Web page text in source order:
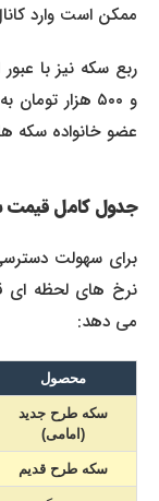
ممکن است وارد کانال ۹۰ میلیون شود.
و ۵۰۰ هزار
عضو خانواده سکه هاست، امروز ۲۲
جدول کامل قیمت سکه و
برای سهولت دسترسی
نرخ های لحظه ای
می دهد:
محصول
سکه طرح جدید
(امامی)
سکه طرح قدیم